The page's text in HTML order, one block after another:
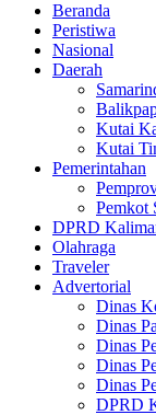
Beranda
Peristiwa
Nasional
Daerah
Kutai
Kutai
Pemerintahan
Pemkot
DPRD
Olahraga
Traveler
Advertorial
Dinas
Dinas
Dinas
Dinas
Dinas
DPRD